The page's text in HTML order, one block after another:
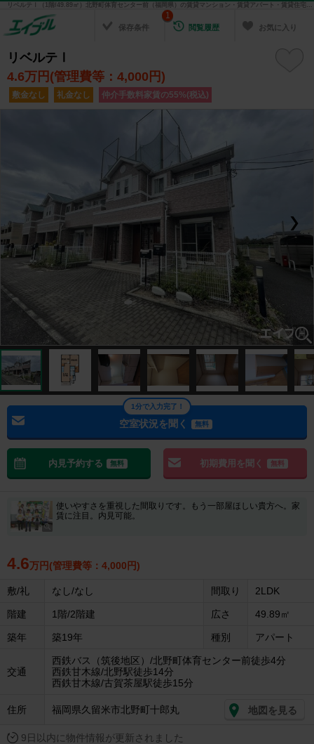
リベルテⅠ（1階/49.89㎡）北野町体育センター前（福岡県）の賃貸マンション・賃貸アパート・賃貸住宅の不動産情報を検索！ 不動産賃貸の物件探しは、お部屋探しのエイブル
保存条件 閲覧履歴
1
お気に入り
リベルテⅠ
4.6万円(管理費等：4,000円)
敷金なし 礼金なし 仲介手数料家賃の55%(税込)
空室状況を聞く 無料
1分で入力完了！
内見予約する 無料 初期費用を聞く 無料
使いやすさを重視した間取りです。もう一部屋ほしい貴方へ。家
賃に注目。内見可能。
4.6万円(管理費等：4,000円)
敷/礼 なし/なし 間取り 2LDK
階建 1階/2階建 広さ 49.89㎡
築年 築19年 種別 アパート
交通
西鉄バス（筑後地区）/北野町体育センター前徒歩4分
西鉄甘木線/北野駅徒歩14分
西鉄甘木線/古賀茶屋駅徒歩15分
住所 福岡県久留米市北野町十郎丸 地図を見る
9日以内に物件情報が更新されました